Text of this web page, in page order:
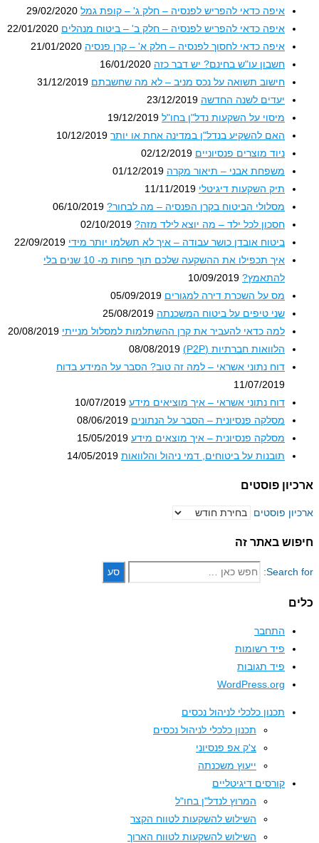
איפה כדאי להפריש לפנסיה – חלק ג' – קופת גמל 29/02/2020
איפה כדאי להפריש לפנסיה – חלק ב' – ביטוח מנהלים 22/01/2020
איפה כדאי לחסוך לפנסיה – חלק א' – קרן פנסיה 21/01/2020
חשבון עו"ש בחינם? יש דבר כזה 16/01/2020
חישוב תשואה על נכס מניב – לא מה שחשבתם 31/12/2019
יעדים לשנה החדשה 23/12/2019
מיסוי על השקעות נדל"ן בחו"ל 19/12/2019
האם להשקיע בנדל"ן במדינה אחת או יותר 10/12/2019
ניוד מוצרים פנסיוניים 02/12/2019
משפחת אבני – תיאור מקרה 01/12/2019
תיק השקעות דיגיטלי 11/11/2019
מסלולי הביטוח בקרן הפנסיה – מה לבחור? 06/10/2019
חסכון לכל ילד – מה יוצא לילד מזה? 02/10/2019
ביטוח אובדן כושר עבודה – איך לא תשלמו יותר מידי 22/09/2019
איך תכפילו את ההשקעה שלכם תוך פחות מ- 10 שנים בלי
להתאמץ? 10/09/2019
מס על השכרת דירה למגורים 05/09/2019
שני טיפים על ביטוח המשכנתה 25/08/2019
למה כדאי להעביר את קרן ההשתלמות למסלול מנייתי 20/08/2019
הלוואות חברתיות (P2P)
08/08/2019
דוח נתוני אשראי – למה זה טוב? הסבר על המידע בדוח
11/07/2019
דוח נתוני אשראי – איך מוציאים מידע 10/07/2019
מסלקה פנסיונית – הסבר על הנתונים 08/06/2019
מסלקה פנסיונית – איך מוצאים מידע 15/05/2019
תובנות על ביטוחים, דמי ניהול והלוואות 14/05/2019
פוסטים
פוסטים
באתר זה
התחבר
פיד רשומות
פיד תגובות
WordPress.org
תכנון כלכלי לניהול נכסים
תכנון כלכלי לניהול נכסים
צ'ק אפ פנסיוני
ייעוץ משכנתה
קורסים דיגיטליים
המרוץ לנדל"ן בחו"ל
השילוש להשקעות לטווח הקצר
השילוש להשקעות לטווח הארוך